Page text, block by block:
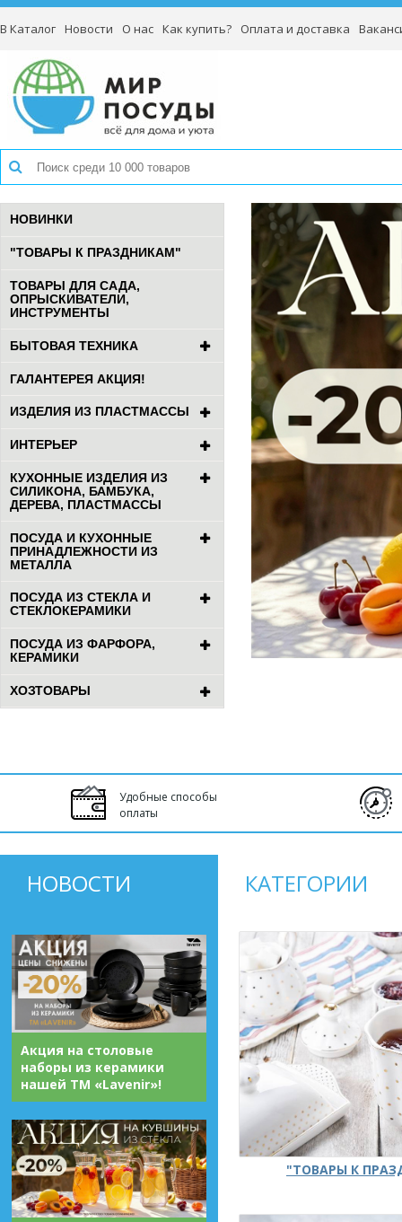
В Каталог Новости О нас Как купить? Оплата и доставка
НОВИНКИ
"ТОВАРЫ К ПРАЗДНИКАМ"
ТОВАРЫ ДЛЯ САДА,
ОПРЫСКИВАТЕЛИ,
ИНСТРУМЕНТЫ
БЫТОВАЯ ТЕХНИКА
ГАЛАНТЕРЕЯ АКЦИЯ!
ИЗДЕЛИЯ ИЗ ПЛАСТМАССЫ
ИНТЕРЬЕР
КУХОННЫЕ ИЗДЕЛИЯ ИЗ
СИЛИКОНА, БАМБУКА,
ДЕРЕВА, ПЛАСТМАССЫ
ПОСУДА И КУХОННЫЕ
ПРИНАДЛЕЖНОСТИ ИЗ
МЕТАЛЛА
ПОСУДА ИЗ СТЕКЛА И
СТЕКЛОКЕРАМИКИ
ПОСУДА ИЗ ФАРФОРА,
КЕРАМИКИ
ХОЗТОВАРЫ
Удобные способы
оплаты
НОВОСТИ
Акция на столовые
наборы из керамики
нашей ТМ «Lavenir»!
КАТЕГОРИИ
"ТОВАРЫ К